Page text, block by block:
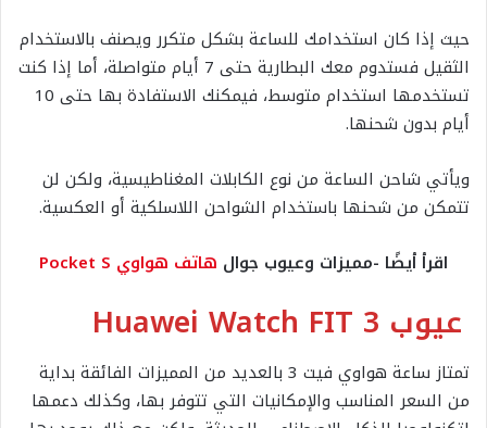
حيث إذا كان استخدامك للساعة بشكل متكرر ويصنف بالاستخدام
الثقيل فستدوم معك البطارية حتى 7 أيام متواصلة، أما إذا كنت
تستخدمها استخدام متوسط، فيمكنك الاستفادة بها حتى 10
أيام بدون شحنها.
ويأتي شاحن الساعة من نوع الكابلات المغناطيسية، ولكن لن
تتمكن من شحنها باستخدام الشواحن اللاسلكية أو العكسية.
اقرأ أيضًا -مميزات وعيوب جوال هاتف هواوي Pocket S
عيوب Huawei Watch FIT 3
تمتاز ساعة هواوي فيت 3 بالعديد من المميزات الفائقة بداية
من السعر المناسب والإمكانيات التي تتوفر بها، وكذلك دعمها